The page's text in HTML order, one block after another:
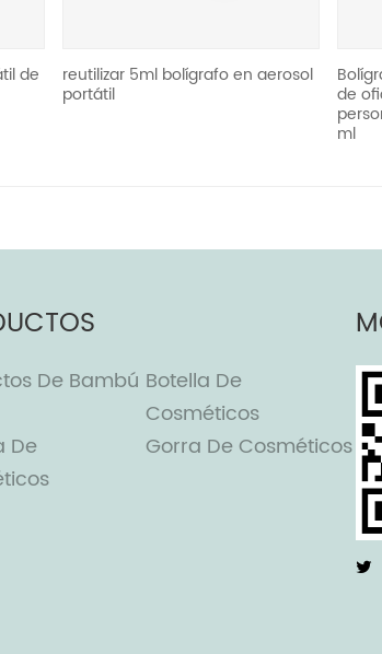
de reutilizar 5ml bolígrafo en aerosol
portátil de
ml
De Bambú Botella De
Cosméticos
De
Gorra De Cosméticos